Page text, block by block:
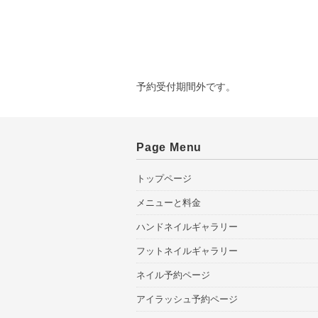
予約受付期間外です。
Page Menu
トップページ
メニューと料金
ハンドネイルギャラリー
フットネイルギャラリー
ネイル予約ページ
アイラッシュ予約ページ